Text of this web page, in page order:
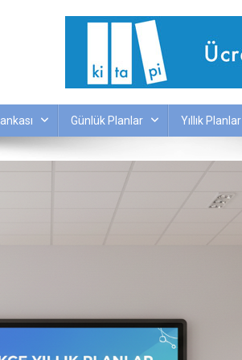
Günlük Planlar Yıllık Planlar